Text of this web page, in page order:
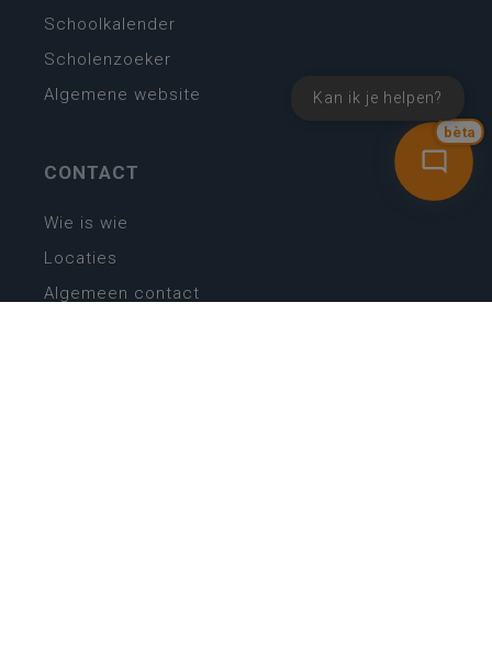
bèta
Kan ik je helpen?
Schoolkalender
Scholenzoeker
Algemene website
CONTACT
Wie is wie
Locaties
Algemeen contact